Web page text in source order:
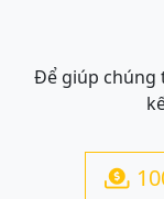
Để giúp chúng
